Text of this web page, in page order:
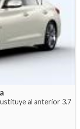
al anterior 3.7